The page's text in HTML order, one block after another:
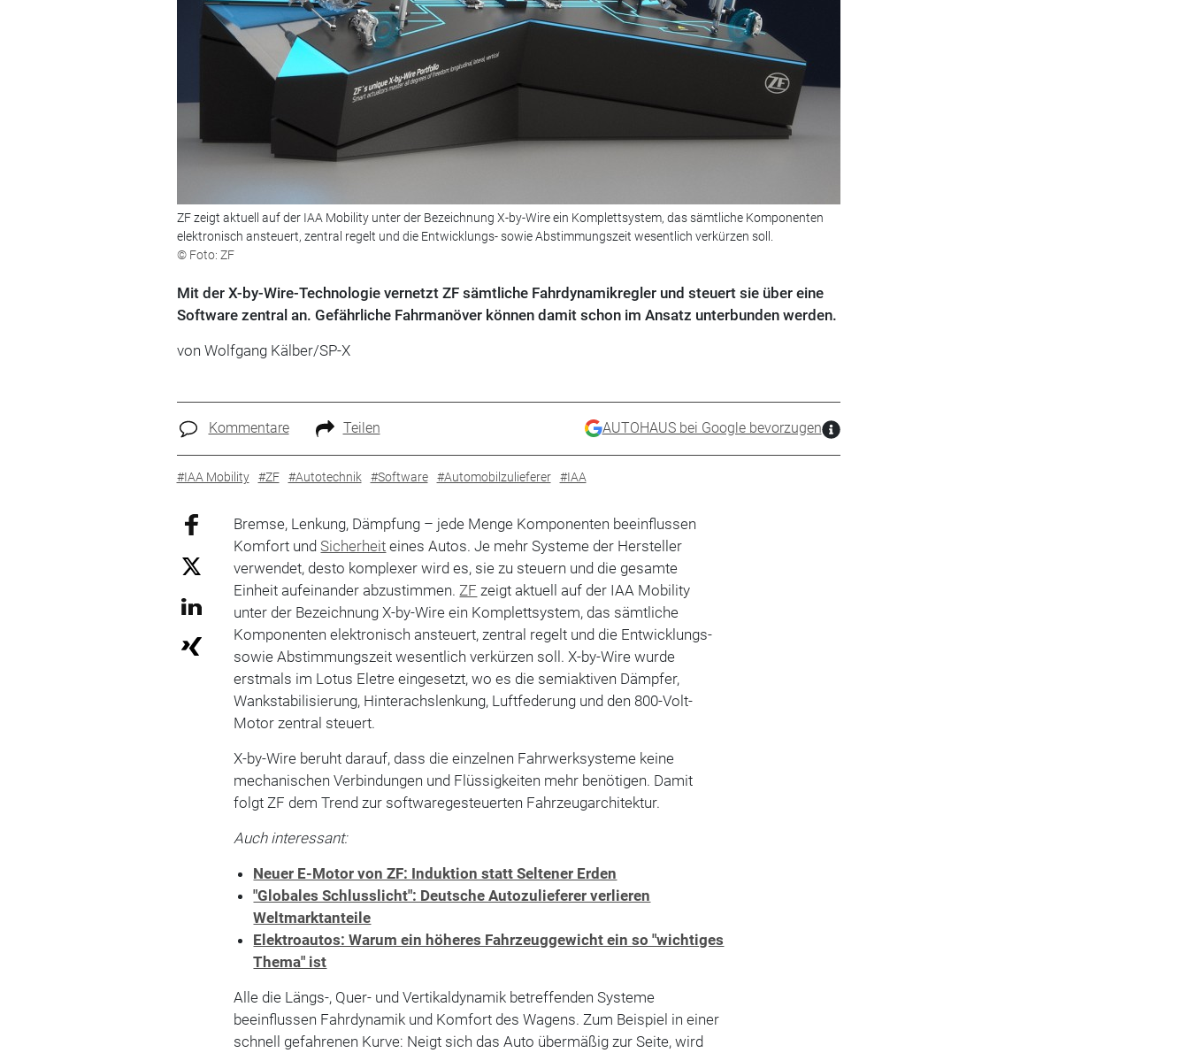
ZF zeigt aktuell auf der IAA Mobility unter der Bezeichnung X-by-Wire ein Komplettsystem, das sämtliche Komponenten
elektronisch ansteuert, zentral regelt und die Entwicklungs- sowie Abstimmungszeit wesentlich verkürzen soll.
© Foto: ZF
Mit der X-by-Wire-Technologie vernetzt ZF sämtliche Fahrdynamikregler und steuert sie über eine
Software zentral an. Gefährliche Fahrmanöver können damit schon im Ansatz unterbunden werden.
von Wolfgang Kälber/SP-X
Kommentare Teilen AUTOHAUS bei Google bevorzugen
#IAA Mobility #ZF #Autotechnik #Software #Automobilzulieferer #IAA
Bremse, Lenkung, Dämpfung – jede Menge Komponenten beeinflussen
Komfort und Sicherheit eines Autos. Je mehr Systeme der Hersteller
verwendet, desto komplexer wird es, sie zu steuern und die gesamte
Einheit aufeinander abzustimmen. ZF zeigt aktuell auf der IAA Mobility
unter der Bezeichnung X-by-Wire ein Komplettsystem, das sämtliche
Komponenten elektronisch ansteuert, zentral regelt und die Entwicklungs-
sowie Abstimmungszeit wesentlich verkürzen soll. X-by-Wire wurde
erstmals im Lotus Eletre eingesetzt, wo es die semiaktiven Dämpfer,
Wankstabilisierung, Hinterachslenkung, Luftfederung und den 800-Volt-
Motor zentral steuert.
X-by-Wire beruht darauf, dass die einzelnen Fahrwerksysteme keine
mechanischen Verbindungen und Flüssigkeiten mehr benötigen. Damit
folgt ZF dem Trend zur softwaregesteuerten Fahrzeugarchitektur.
Auch interessant:
Neuer E-Motor von ZF: Induktion statt Seltener Erden
"Globales Schlusslicht": Deutsche Autozulieferer verlieren
Weltmarktanteile
Elektroautos: Warum ein höheres Fahrzeuggewicht ein so "wichtiges
Thema" ist
Alle die Längs-, Quer- und Vertikaldynamik betreffenden Systeme
beeinflussen Fahrdynamik und Komfort des Wagens. Zum Beispiel in einer
schnell gefahrenen Kurve: Neigt sich das Auto übermäßig zur Seite, wird